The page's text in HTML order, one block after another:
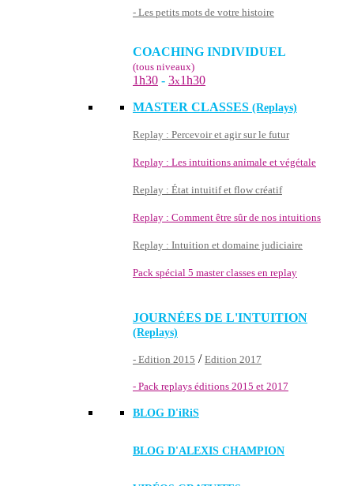
- Les petits mots de votre histoire
COACHING INDIVIDUEL
(tous niveaux)
1h30 - 3x1h30
MASTER CLASSES (Replays)
Replay : Percevoir et agir sur le futur
Replay : Les intuitions animale et végétale
Replay : État intuitif et flow créatif
Replay : Comment être sûr de nos intuitions
Replay : Intuition et domaine judiciaire
Pack spécial 5 master classes en replay
JOURNÉES DE L'INTUITION
(Replays)
- Edition 2015 / Edition 2017
- Pack replays éditions 2015 et 2017
BLOG D'iRiS
BLOG D'ALEXIS CHAMPION